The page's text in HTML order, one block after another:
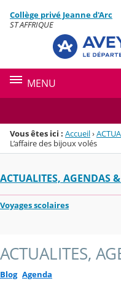
Menu de la rubrique
Contenu
Collège privé Jeanne d'Arc
ST AFFRIQUE
MENU
Vous êtes ici : Accueil›
L’affaire des bijoux volés
ACTUALITES, AGENDAS
Voyages scolaires
ACTUALITES,
Blog Agenda